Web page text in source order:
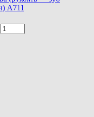
A711